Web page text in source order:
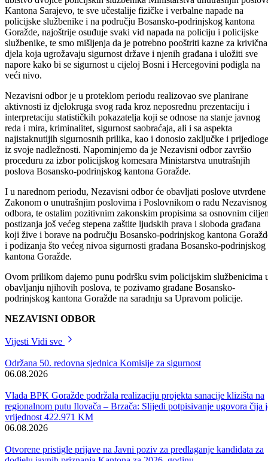
Nezavisni odbor u čijoj je nadležnosti, a u skladu sa Zakonom o
unutrašnjim poslovima izbor, smjena i praćenje rada policijskog
posljednja dešavanja na području Kantona Sarajevo kada je izvršeno
ubistvo dvojice policijskih službenika Ministarstva unutrašnjih
Kantona Sarajevo, te sve učestalije fizičke i verbalne napade na
Goražde, najoštrije osuđuje svaki vid napada na policiju i policijske
službenike, te smo mišljenja da je potrebno pooštriti kazne za krivična
djela koja ugrožavaju sigurnost države i njenih građana i uložiti sve
veći nivo.
aktivnosti iz djelokruga svog rada kroz neposrednu prezentaciju i
interpretaciju statističkih pokazatelja koji se odnose na stanje javnog
reda i mira, kriminalitet, sigurnost saobraćaja, ali i sa aspekta
najistaknutijih sigurnosnih prilika, kao i donosio zaključke i prijedloge
proceduru za izbor policijskog komesara Ministarstva unutrašnjih